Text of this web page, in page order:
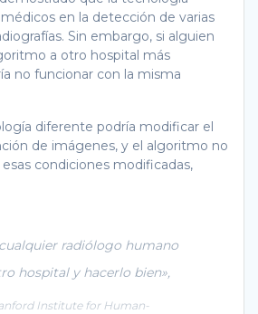
en la detección de varias
Sin embargo, si alguien
a otro hospital más
no funcionar con la misma
diferente podría modificar el
de imágenes, y el algoritmo no
condiciones modificadas,
radiólogo humano
hospital y hacerlo bien»,
Institute for Human-